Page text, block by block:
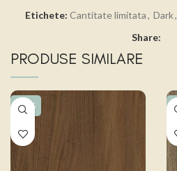
Etichete: Cantitate limitata, Dark,
Share:
PRODUSE SIMILARE
-15%